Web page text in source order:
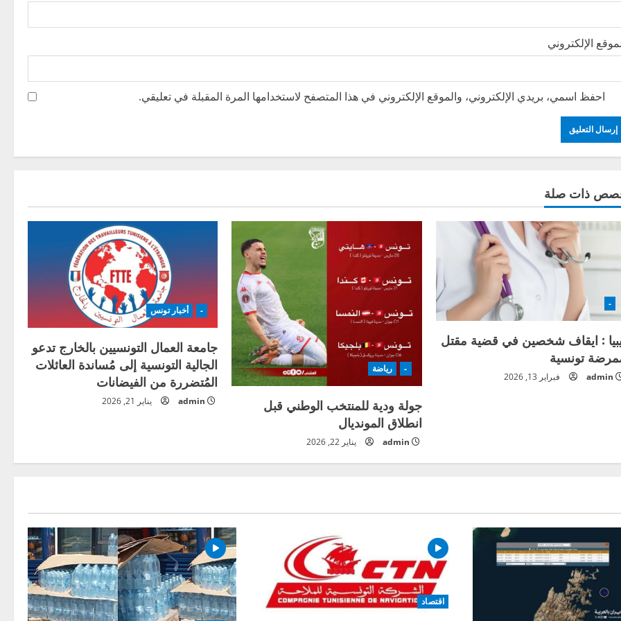
الإلكتروني
احفظ اسمي، بريدي الإلكتروني، والموقع الإلكتروني في هذا المتصفح لاستخدامها المرة المقبلة في تعليقي.
ذات صلة
-
: ايقاف شخصين في قضية مقتل
تونسية
admin فبراير 13, 2026
- رياضة
جولة ودية للمنتخب الوطني قبل
انطلاق المونديال
admin يناير 22, 2026
- أخبار تونس
جامعة العمال التونسيين بالخارج تدعو
الجالية التونسية إلى مُساندة العائلات
المُتضررة من الفيضانات
admin يناير 21, 2026
اقتصاد